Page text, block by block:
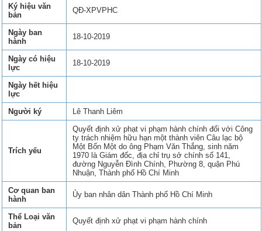
Ký hiệu văn
bản
QĐ-XPVPHC
Ngày ban
hành
18-10-2019
Ngày có hiệu
lực
18-10-2019
Ngày hết hiệu
lực
Người ký
Lê Thanh Liêm
Trích yếu
Quyết định xử phạt vi phạm hành chính đối với Công
ty trách nhiệm hữu hạn một thành viên Câu lạc bộ
Một Bốn Một do ông Phạm Văn Thắng, sinh năm
1970 là Giám đốc, địa chỉ trụ sở chính số 141,
đường Nguyễn Đình Chính, Phường 8, quận Phú
Nhuận, Thành phố Hồ Chí Minh
Cơ quan ban
hành
Ủy ban nhân dân Thành phố Hồ Chí Minh
Thể Loại văn
bản
Quyết định xử phạt vi phạm hành chính